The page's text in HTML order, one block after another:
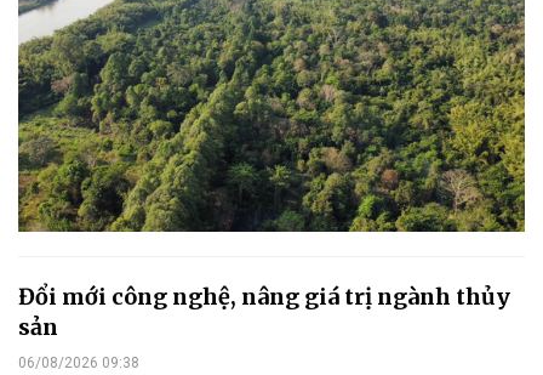
Đổi mới công nghệ, nâng giá trị ngành thủy
sản
06/08/2026 09:38